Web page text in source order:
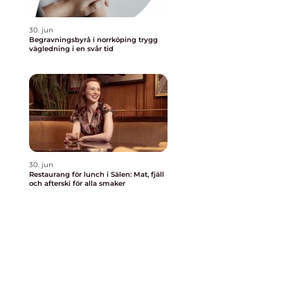
30. jun
Begravningsbyrå i norrköping trygg
vägledning i en svår tid
30. jun
Restaurang för lunch i Sälen: Mat, fjäll
och afterski för alla smaker